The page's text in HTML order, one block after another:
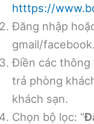
htttps://
Đăng nhập
gmail/facebook.
Điền các thông
trả phòng
khách sạn.
Chọn bộ lọc: “